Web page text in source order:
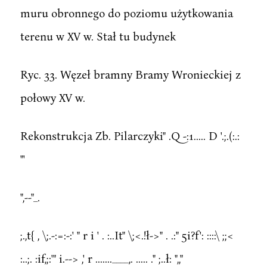
muru obronnego do poziomu użytkowania
terenu w XV w. Stał tu budynek
Ryc. 33. Węzeł bramny Bramy Wronieckiej z
połowy XV w.
Rekonstrukcja Zb. Pilarczyki" .Q -:1..... D '.;.(:.:
"'
",--"_.
;.,t{ , \;.-:=:-:' " r i ' . :..It" \;<.!ł->" . .:" 5i?f': ::::\ ;;<
:..;. :if,;:'" i.--> ,' r .......____,. ..... ." ;..ł: ",,"